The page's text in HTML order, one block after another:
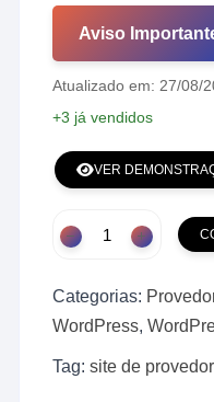
Aviso
Atualizado em: 27/08/
+3 já vendidos
VER
Template
de
Internet
quantidade
Categorias:
WordPress,
Tag:site de provedor